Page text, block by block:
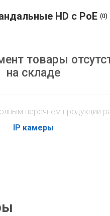
HD с PoE (0)
товары
на складе
перечнем продукции
IP камеры